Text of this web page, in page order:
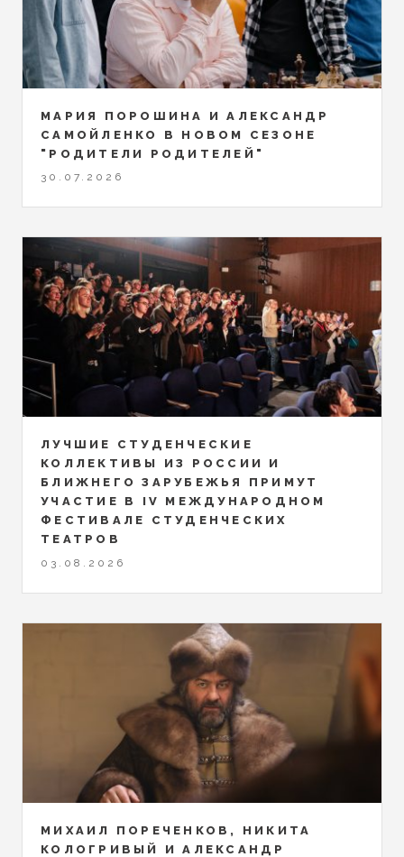
МАРИЯ ПОРОШИНА И АЛЕКСАНДР
САМОЙЛЕНКО В НОВОМ СЕЗОНЕ
"РОДИТЕЛИ РОДИТЕЛЕЙ"
30.07.2026
ЛУЧШИЕ СТУДЕНЧЕСКИЕ
КОЛЛЕКТИВЫ ИЗ РОССИИ И
БЛИЖНЕГО ЗАРУБЕЖЬЯ ПРИМУТ
УЧАСТИЕ В IV МЕЖДУНАРОДНОМ
ФЕСТИВАЛЕ СТУДЕНЧЕСКИХ
ТЕАТРОВ
03.08.2026
МИХАИЛ ПОРЕЧЕНКОВ, НИКИТА
КОЛОГРИВЫЙ И АЛЕКСАНДР